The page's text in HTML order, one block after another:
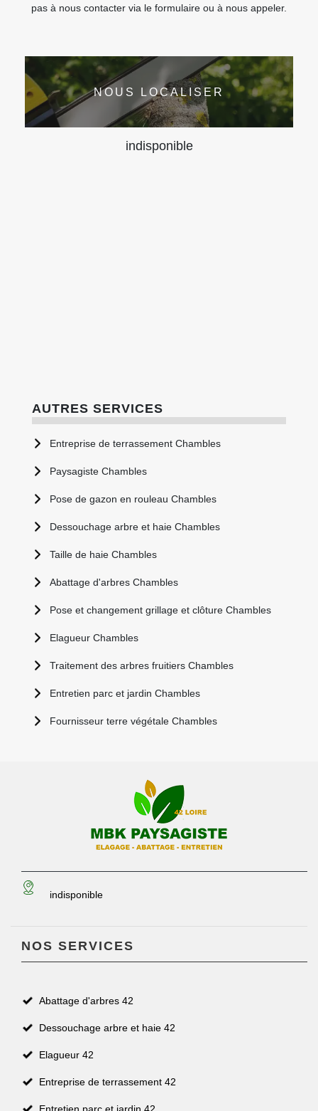
pas à nous contacter via le formulaire ou à nous appeler.
NOUS LOCALISER
indisponible
AUTRES SERVICES
Entreprise de terrassement Chambles
Paysagiste Chambles
Pose de gazon en rouleau Chambles
Dessouchage arbre et haie Chambles
Taille de haie Chambles
Abattage d'arbres Chambles
Pose et changement grillage et clôture Chambles
Elagueur Chambles
Traitement des arbres fruitiers Chambles
Entretien parc et jardin Chambles
Fournisseur terre végétale Chambles
indisponible
NOS SERVICES
Abattage d'arbres 42
Dessouchage arbre et haie 42
Elagueur 42
Entreprise de terrassement 42